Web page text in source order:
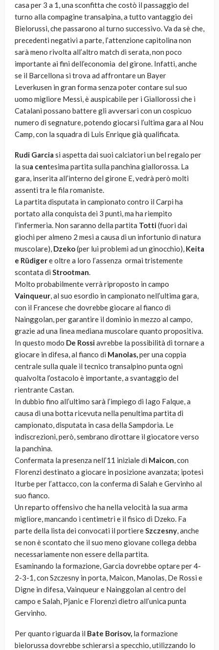
casa per 3 a 1, una sconfitta che costò il passaggio del
turno alla compagine transalpina, a tutto vantaggio dei
Bielorussi, che passarono al turno successivo. Va da sè che,
precedenti negativi a parte, l’attenzione capitolina non
sarà meno rivolta all’altro match di serata, non poco
importante ai fini dell’economia del girone. Infatti, anche
se il Barcellona si trova ad affrontare un Bayer
Leverkusen in gran forma senza poter contare sul suo
uomo migliore Messi, è auspicabile per i Giallorossi che i
Catalani possano battere gli avversari con un cospicuo
numero di segnature, potendo giocarsi l’ultima gara al Nou
Camp, con la squadra di Luis Enrique già qualificata.
Rudi Garcia si aspetta dai suoi calciatori un bel regalo per
la sua centesima partita sulla panchina giallorossa. La
gara, inserita all’interno del girone E, vedrà però molti
assenti tra le fila romaniste.
La partita disputata in campionato contro il Carpi ha
portato alla conquista dei 3 punti, ma ha riempito
l’infermeria. Non saranno della partita Totti(fuori dai
giochi per almeno 2 mesi a causa di un infortunio di natura
muscolare), Dzeko(per lui problemi ad un ginocchio), Keita
e Rüdigere oltre a loro l’assenza ormai tristemente
scontata di Strootman.
Molto probabilmente verrà riproposto in campo
Vainqueur, al suo esordio in campionato nell’ultima gara,
con il Francese che dovrebbe giocare al fianco di
Nainggolan, per garantire il dominio in mezzo al campo,
grazie ad una linea mediana muscolare quanto propositiva.
In questo modo De Rossiavrebbe la possibilità di tornare a
giocare in difesa, al fianco di Manolas,per una coppia
centrale sulla quale il tecnico transalpino punta ogni
qualvolta l’ostacolo è importante, a svantaggio del
rientrante Castan.
In dubbio fino all’ultimo sarà l’impiego di Iago Falque, a
causa di una botta ricevuta nella penultima partita di
campionato, disputata in casa della Sampdoria. Le
indiscrezioni, però, sembrano dirottare il giocatore verso
la panchina.
Confermata la presenza nell’11 iniziale di Maicon, con
Florenzi destinato a giocare in posizione avanzata; ipotesi
Iturbe per l’attacco, con la conferma di Salah e Gervinho al
suo fianco.
Un reparto offensivo che ha nella velocità la sua arma
migliore, mancando i centimetri e il fisico di Dzeko. Fa
parte della lista dei convocati il portiereSzczesny, anche
se non è scontato che il suo meno giovane collega debba
necessariamente non essere della partita.
Esaminando la formazione, Garcia dovrebbe optare per 4-
2-3-1, con Szczesny in porta, Maicon, Manolas, De Rossi e
Digne in difesa, Vainqueur e Nainggolan al centro del
campo e Salah, Pjanic e Florenzi dietro all’unica punta
Gervinho.
Per quanto riguarda il Bate Borisov, la formazione
bielorussa dovrebbe schierarsi a specchio, utilizzando lo